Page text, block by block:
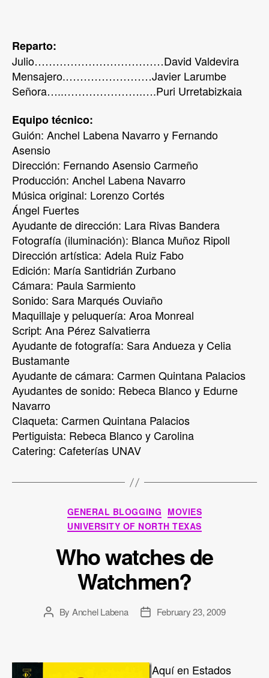
Reparto:
Julio………………………………David Valdevira
Mensajero.……………………Javier Larumbe
Señora…..………………….….Puri Urretabizkaia
Equipo técnico:
Guión: Anchel Labena Navarro y Fernando
Asensio
Dirección: Fernando Asensio Carmeño
Producción: Anchel Labena Navarro
Música original: Lorenzo Cortés
Ángel Fuertes
Ayudante de dirección: Lara Rivas Bandera
Fotografía (iluminación): Blanca Muñoz Ripoll
Dirección artística: Adela Ruiz Fabo
Edición: María Santidrián Zurbano
Cámara: Paula Sarmiento
Sonido: Sara Marqués Ouviaño
Maquillaje y peluquería: Aroa Monreal
Script: Ana Pérez Salvatierra
Ayudante de fotografía: Sara Andueza y Celia
Bustamante
Ayudante de cámara: Carmen Quintana Palacios
Ayudantes de sonido: Rebeca Blanco y Edurne
Navarro
Claqueta: Carmen Quintana Palacios
Pertiguista: Rebeca Blanco y Carolina
Catering: Cafeterías UNAV
Categories
GENERAL BLOGGING MOVIES
UNIVERSITY OF NORTH TEXAS
Who watches de
Watchmen?
PostBy Anchel Labena
PostFebruary 23, 2009
Aquí en Estados